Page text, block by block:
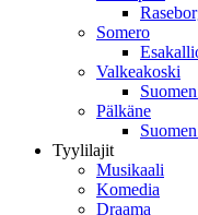
Somero
Valkeakoski
Pälkäne
Tyylilajit
Musikaali
Komedia
Draama